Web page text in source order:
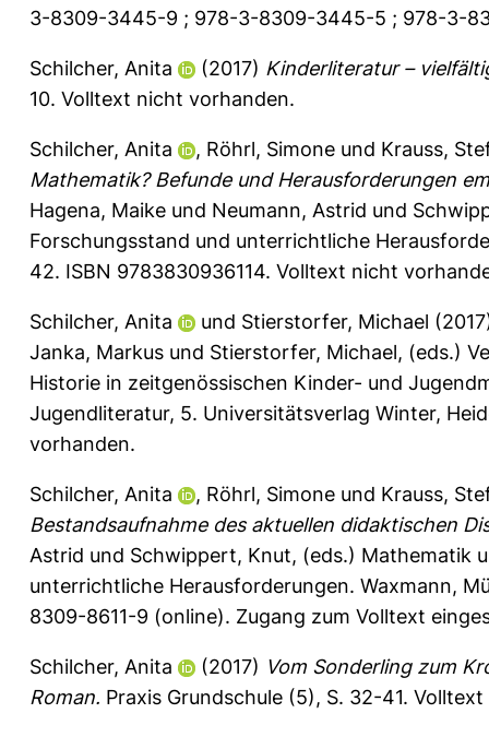
3-8309-3445-9 ; 978-3-8309-3445-5 ; 978-3-
Schilcher, Anita (2017) Kinderliteratur –
10. Volltext nicht vorhanden.
Schilcher, Anita , Röhrl, Simone und Krauss,
Mathematik? Befunde und Herausforderungen
Hagena, Maike und Neumann, Astrid und
Forschungsstand und unterrichtliche
42. ISBN 9783830936114. Volltext nicht
Schilcher, Anita und Stierstorfer, Michael
Janka, Markus und Stierstorfer, Michael, (eds.)
Historie in zeitgenössischen Kinder- und
Jugendliteratur, 5. Universitätsverlag Winter,
vorhanden.
Schilcher, Anita , Röhrl, Simone und Krauss,
Bestandsaufnahme des aktuellen didaktischen
Astrid und Schwippert, Knut, (eds.) Mathematik
unterrichtliche Herausforderungen. Waxmann,
8309-8611-9 (online). Zugang zum Volltext
Schilcher, Anita (2017) Vom Sonderling zum
Roman. Praxis Grundschule (5), S. 32-41. Volltext